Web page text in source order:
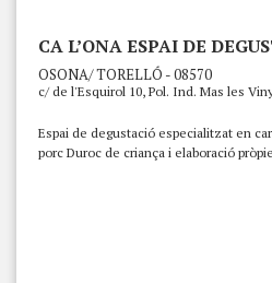
CA L’ONA ESPAI DE
OSONA/ TORELLÓ - 08570
c/ de l'Esquirol 10, Pol. Ind. Mas les
Espai de degustació especialitzat en
porc Duroc de criança i elaboració